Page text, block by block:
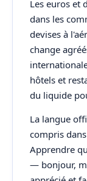
Les euros et
dans les
devises à
change
hôtels et
du liquide
La langue
compris
Apprendre
— bonjour,